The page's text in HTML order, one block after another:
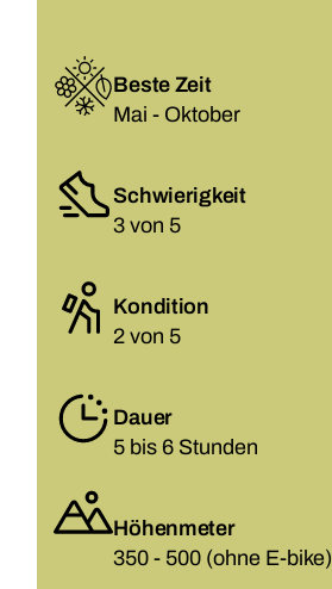
Beste Zeit
Mai - Oktober
Schwierigkeit
3 von 5
Kondition
2 von 5
Dauer
5 bis 6 Stunden
Höhenmeter
350 - 500 (ohne E-bike)